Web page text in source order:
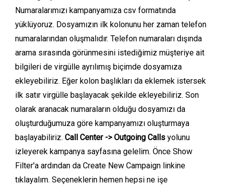
Numaralarımızı kampanyamıza csv formatında
yüklüyoruz. Dosyamızın ilk kolonunu her zaman telefon
numaralarından oluşmalıdır. Telefon numaraları dışında
arama sırasında görünmesini istediğimiz müşteriye ait
bilgileri de virgülle ayrılımış biçimde dosyamıza
ekleyebiliriz. Eğer kolon başlıkları da eklemek istersek
ilk satır virgülle başlayacak şekilde ekleyebiliriz. Son
olarak aranacak numaraların olduğu dosyamızı da
oluşturduğumuza göre kampanyamızı oluşturmaya
başlayabiliriz. Call Center -> Outgoing Calls yolunu
izleyerek kampanya sayfasına gelelim. Önce Show
Filter'a ardından da Create New Campaign linkine
tıklayalım. Seçeneklerin hemen hepsi ne işe